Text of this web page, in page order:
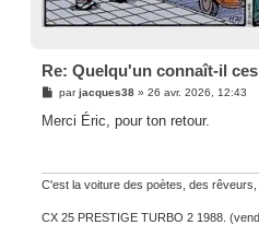
Re: Quelqu'un connaît-il
M
s
parjacques38» 26 avr. 2026, 12:43
Merci Éric, pour ton retour.
C'est la voiture des poètes, des
CX 25 PRESTIGE TURBO 2 1988.